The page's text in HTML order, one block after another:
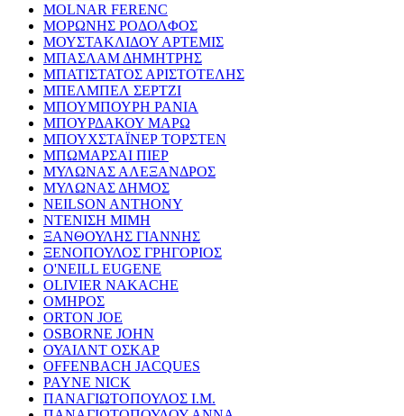
MOLNAR FERENC
ΜΟΡΩΝΗΣ ΡΟΔΟΛΦΟΣ
ΜΟΥΣΤΑΚΛΙΔΟΥ ΑΡΤΕΜΙΣ
ΜΠΑΣΛΑΜ ΔΗΜΗΤΡΗΣ
ΜΠΑΤΙΣΤΑΤΟΣ ΑΡΙΣΤΟΤΕΛΗΣ
ΜΠΕΛΜΠΕΛ ΣΕΡΤΖΙ
ΜΠΟΥΜΠΟΥΡΗ ΡΑΝΙΑ
ΜΠΟΥΡΔΑΚΟΥ ΜΑΡΩ
ΜΠΟΥΧΣΤΑΪΝΕΡ ΤΟΡΣΤΕΝ
ΜΠΩΜΑΡΣΑΙ ΠΙΕΡ
ΜΥΛΩΝΑΣ ΑΛΕΞΑΝΔΡΟΣ
ΜΥΛΩΝΑΣ ΔΗΜΟΣ
NEILSON ANTHONY
ΝΤΕΝΙΣΗ ΜΙΜΗ
ΞΑΝΘΟΥΛΗΣ ΓΙΑΝΝΗΣ
ΞΕΝΟΠΟΥΛΟΣ ΓΡΗΓΟΡΙΟΣ
O'NEILL EUGENE
OLIVIER NAKACHE
ΟΜΗΡΟΣ
ORTON JOE
OSBORNE JOHN
ΟΥΑΙΛΝΤ ΟΣΚΑΡ
OFFENBACH JACQUES
PAYNE NICK
ΠΑΝΑΓΙΩΤΟΠΟΥΛΟΣ Ι.Μ.